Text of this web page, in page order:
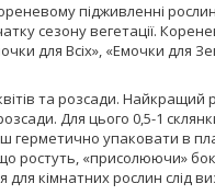
підживленні
сезону вегетації.
для Всіх», «Емочки для
та розсади. Найкращий
Для цього 0,5-1
герметично упаковати в
ростуть, «присолюючи»
для кімнатних рослин слід